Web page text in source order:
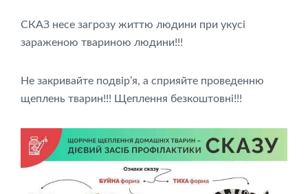
СКАЗ несе загрозу життю людини при укусі
зараженою твариною людини!!!
Не закривайте подвір’я, а сприяйте проведенню
щеплень тварин!!! Щеплення безкоштовні!!!